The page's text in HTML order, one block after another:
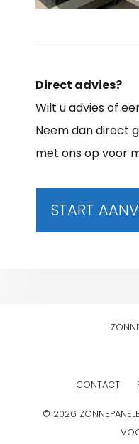
Direct advies?
Wilt u advies of
Neem dan direct
met ons op voor
START
CONTACT
© 2026